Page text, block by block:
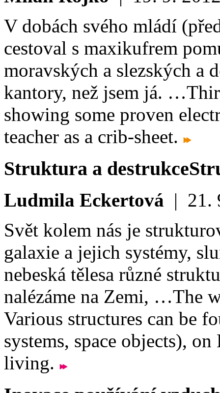
V dobách svého mládí
cestoval s maxikufrem
moravských a slezských a
kantory, než jsem já. …
showing some proven
teacher as a crib-sheet.
Struktura a destrukce
Ludmila Eckertová | 21.
Svět kolem nás je
galaxie a jejich systémy,
nebeská tělesa různé
nalézáme na Zemi, …The
Various structures can be
systems, space objects),
living.